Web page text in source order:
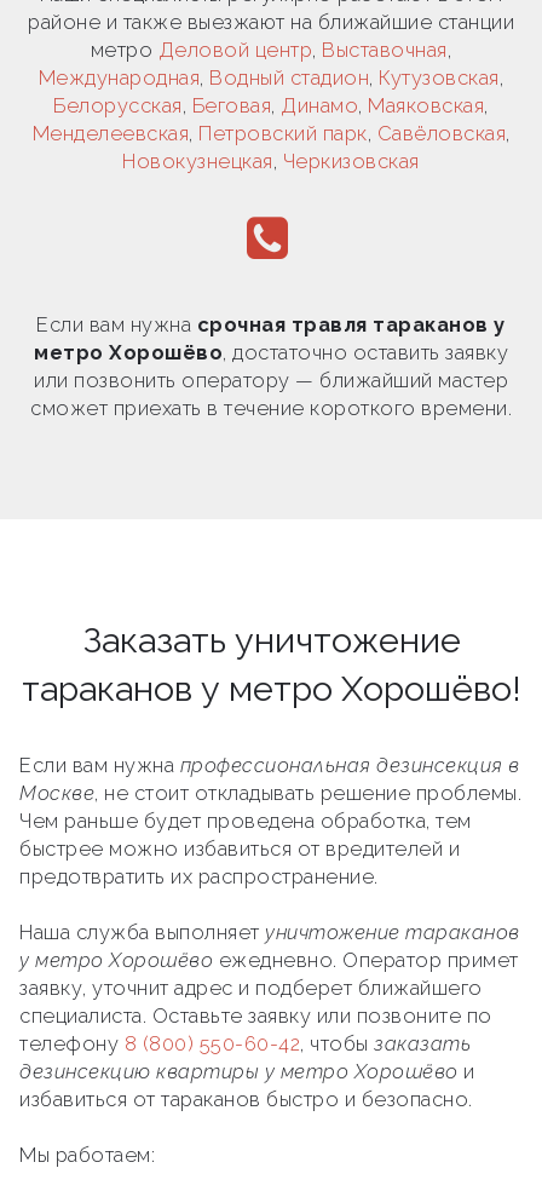
районе и также выезжают на ближайшие станции
метро Деловой центр, Выставочная,
Международная, Водный стадион, Кутузовская,
Белорусская, Беговая, Динамо, Маяковская,
Менделеевская, Петровский парк, Савёловская,
Новокузнецкая, Черкизовская
Если вам нужна срочная травля тараканов у
метро Хорошёво, достаточно оставить заявку
или позвонить оператору — ближайший мастер
сможет приехать в течение короткого времени.
Заказать уничтожение
тараканов у метро Хорошёво!
Если вам нужна профессиональная дезинсекция в
Москве, не стоит откладывать решение проблемы.
Чем раньше будет проведена обработка, тем
быстрее можно избавиться от вредителей и
предотвратить их распространение.
Наша служба выполняет уничтожение тараканов
у метро Хорошёво ежедневно. Оператор примет
заявку, уточнит адрес и подберет ближайшего
специалиста. Оставьте заявку или позвоните по
телефону 8 (800) 550-60-42, чтобы заказать
дезинсекцию квартиры у метро Хорошёво и
избавиться от тараканов быстро и безопасно.
Мы работаем: